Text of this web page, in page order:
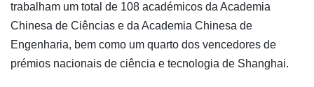
trabalham um total de 108 académicos da Academia
Chinesa de Ciências e da Academia Chinesa de
Engenharia, bem como um quarto dos vencedores de
prémios nacionais de ciência e tecnologia de Shanghai.